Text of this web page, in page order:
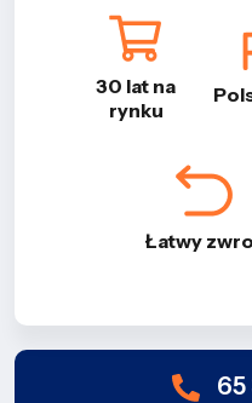
30 lat na
rynku
Łatwy